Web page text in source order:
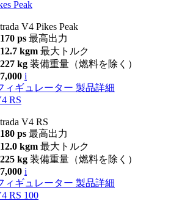
Peak
V4 Pikes Peak
170 ps 最高出力
12.7 kgm 最大トルク
227 kg 装備重量（燃料を除く）
i
ィギュレーター 製品詳細
RS
V4 RS
180 ps 最高出力
12.0 kgm 最大トルク
225 kg 装備重量（燃料を除く）
i
ィギュレーター 製品詳細
RS 100